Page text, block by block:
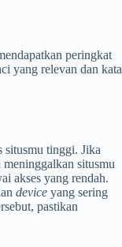
peringkat
yang relevan dan kata
situsmu tinggi. Jika
situsmu
akses yang rendah.
device yang sering
pastikan